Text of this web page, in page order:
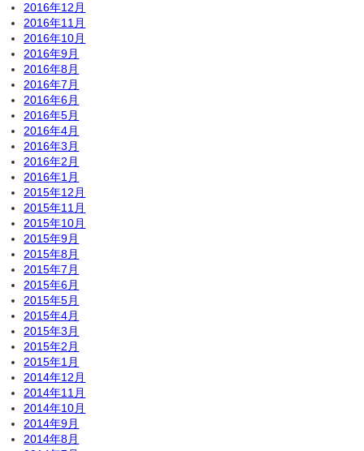
2016年12月
2016年11月
2016年10月
2016年9月
2016年8月
2016年7月
2016年6月
2016年5月
2016年4月
2016年3月
2016年2月
2016年1月
2015年12月
2015年11月
2015年10月
2015年9月
2015年8月
2015年7月
2015年6月
2015年5月
2015年4月
2015年3月
2015年2月
2015年1月
2014年12月
2014年11月
2014年10月
2014年9月
2014年8月